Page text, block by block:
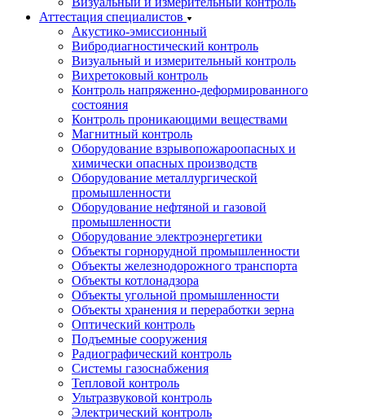
Аттестация специалистов
Акустико-эмиссионный
Вибродиагностический контроль
Визуальный и измерительный контроль
Вихретоковый контроль
Контроль напряженно-деформированного
состояния
Контроль проникающими веществами
Магнитный контроль
Оборудование взрывопожароопасных и
химически опасных производств
Оборудование металлургической
промышленности
Оборудование нефтяной и газовой
промышленности
Оборудование электроэнергетики
Объекты горнорудной промышленности
Объекты железнодорожного транспорта
Объекты котлонадзора
Объекты угольной промышленности
Объекты хранения и переработки зерна
Оптический контроль
Подъемные сооружения
Радиографический контроль
Системы газоснабжения
Тепловой контроль
Ультразвуковой контроль
Электрический контроль